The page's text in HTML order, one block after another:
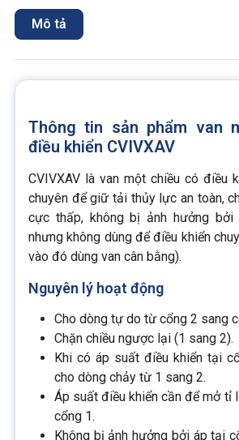
Mô tả
Thông tin sản phẩm van
điều khiển CVIVXAV
CVIVXAV là van một chiều có điều
chuyên để giữ tải thủy lực an toàn,
cực thấp, không bị ảnh hưởng
nhưng không dùng để điều khiển
vào đó dùng van cân bằng).
Nguyên lý hoạt động
Cho dòng tự do từ cổng 2 sang
Chặn chiều ngược lại (1 sang 2).
Khi có áp suất điều khiển tại
cho dòng chảy từ 1 sang 2.
Áp suất điều khiển cần để mở tỉ
cổng 1.
Không bị ảnh hưởng bởi áp tại